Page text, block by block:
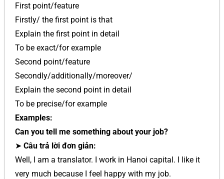
First point/feature
Firstly/ the first point is that
Explain the first point in detail
To be exact/for example
Second point/feature
Secondly/additionally/moreover/
Explain the second point in detail
To be precise/for example
Examples:
Can you tell me something about your job?
➤ Câu trả lời đơn giản:
Well, I am a translator. I work in Hanoi capital. I like it
very much because I feel happy with my job.